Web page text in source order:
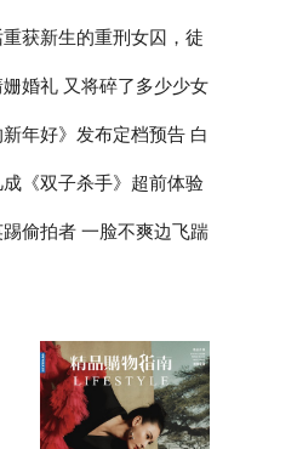
佳琦辛有志纷纷入围
获新生的重刑女囚，徒
亲历深山医疗
婚礼 又将碎了多少少女
新年好》发布定档预告 白
温馨约定跨年公映
《双子杀手》超前体验
映红毯推广电影革新
踢偷拍者 一脸不爽边飞踹